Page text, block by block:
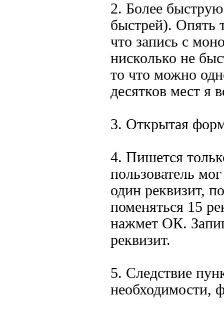
2. Более
быстрей). Опять
что запись с
нисколько не
то что можно
десятков мест я
3. Открытая
4. Пишется
пользователь
один реквизит,
поменяться 15
нажмет ОК.
реквизит.
5. Следствие
необходимости,